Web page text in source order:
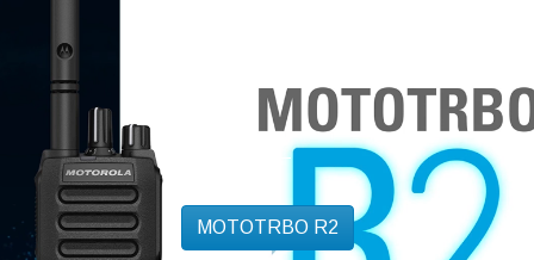
MOTOTRBO R2